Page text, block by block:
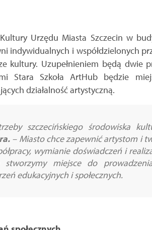
Urzędu Miasta Szczecin w
indywidualnych i współdzielonych
kultury. Uzupełnieniem będą dwie
Stara Szkoła ArtHub będzie
działalność artystyczną.
szczecińskiego środowiska
– Miasto chce zapewnić artystom i
wymianie doświadczeń i
miejsce do
edukacyjnych i społecznych.